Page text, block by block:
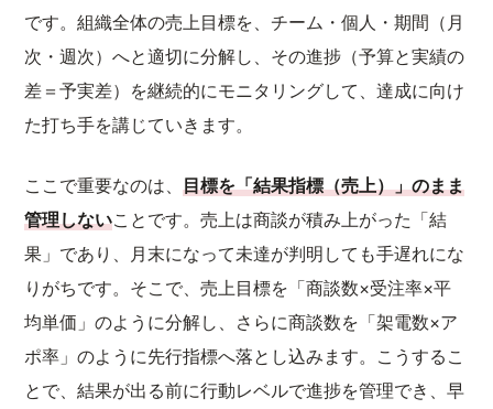
です。組織全体の売上目標を、チーム・個人・期間（月
次・週次）へと適切に分解し、その進捗（予算と実績の
差＝予実差）を継続的にモニタリングして、達成に向け
た打ち手を講じていきます。
ここで重要なのは、目標を「結果指標（売上）」のまま
管理しないことです。売上は商談が積み上がった「結
果」であり、月末になって未達が判明しても手遅れにな
りがちです。そこで、売上目標を「商談数×受注率×平
均単価」のように分解し、さらに商談数を「架電数×ア
ポ率」のように先行指標へ落とし込みます。こうするこ
とで、結果が出る前に行動レベルで進捗を管理でき、早